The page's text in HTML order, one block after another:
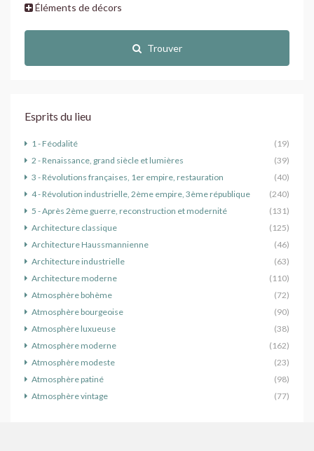
Éléments de décors
Trouver
Esprits du lieu
1 - Féodalité
(19)
2 - Renaissance, grand siècle et lumières
(39)
3 - Révolutions françaises, 1er empire, restauration
(40)
4 - Révolution industrielle, 2ème empire, 3ème république
(240)
5 - Après 2ème guerre, reconstruction et modernité
(131)
Architecture classique
(125)
Architecture Haussmannienne
(46)
Architecture industrielle
(63)
Architecture moderne
(110)
Atmosphère bohème
(72)
Atmosphère bourgeoise
(90)
Atmosphère luxueuse
(38)
Atmosphère moderne
(162)
Atmosphère modeste
(23)
Atmosphère patiné
(98)
Atmosphère vintage
(77)